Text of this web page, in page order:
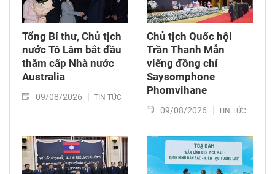
Tổng Bí thư, Chủ tịch
nước Tô Lâm bắt đầu
thăm cấp Nhà nước
Australia
09/08/2026 TIN TỨC
Chủ tịch Quốc hội
Trần Thanh Mẫn
viếng đồng chí
Saysomphone
Phomvihane
09/08/2026 TIN TỨC